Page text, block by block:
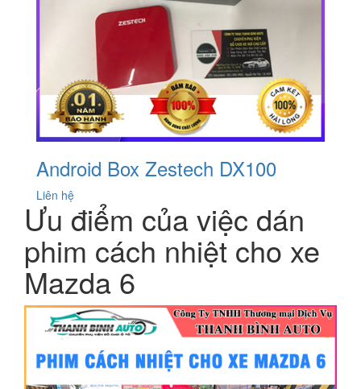
Android Box Zestech DX100
Liên hệ
Ưu điểm của việc dán
phim cách nhiệt cho xe
Mazda 6